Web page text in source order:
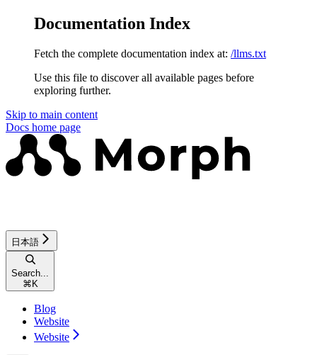
Documentation Index
Fetch the complete documentation index at: /llms.txt
Use this file to discover all available pages before
exploring further.
Skip to main content
Docs home page
日本語
Search...
⌘ K
Blog
Website
Website